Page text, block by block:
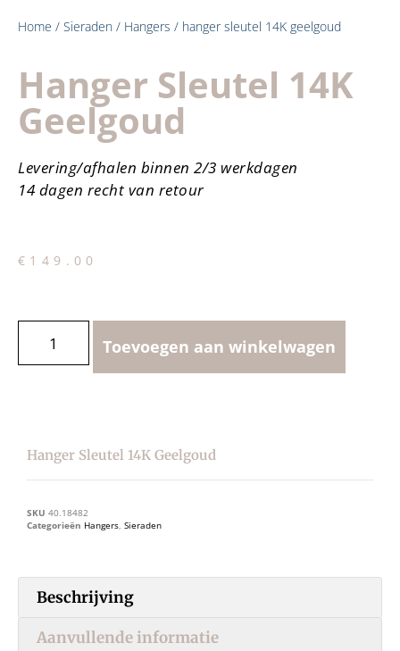
Home / Sieraden / Hangers / hanger sleutel 14K geelgoud
Hanger Sleutel 14K
Geelgoud
Levering/afhalen binnen 2/3 werkdagen
14 dagen recht van retour
€ 149.00
Toevoegen aan winkelwagen
Hanger Sleutel 14K Geelgoud
SKU 40.18482
Categorieën Hangers, Sieraden
Beschrijving
Aanvullende informatie